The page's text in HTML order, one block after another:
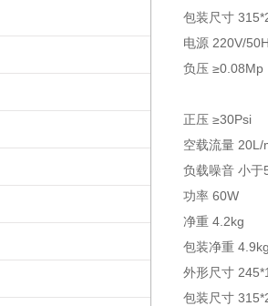
包装尺寸
电源 220V/
负压 ≥0.08Mp
正压 ≥30Psi
空载流量 20L/
负载噪音 小于
功率 60W
净重 4.2kg
包装净重
外形尺寸
包装尺寸